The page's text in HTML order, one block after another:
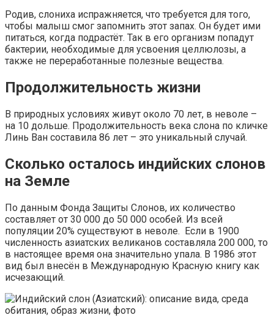
Родив, слониха испражняется, что требуется для того,
чтобы малыш смог запомнить этот запах. Он будет ими
питаться, когда подрастёт. Так в его организм попадут
бактерии, необходимые для усвоения целлюлозы, а
также не переработанные полезные вещества.
Продолжительность жизни
В природных условиях живут около 70 лет, в неволе –
на 10 дольше. Продолжительность века слона по кличке
Линь Ван составила 86 лет – это уникальный случай.
Сколько осталось индийских слонов
на Земле
По данным Фонда Защиты Слонов, их количество
составляет от 30 000 до 50 000 особей. Из всей
популяции 20% существуют в неволе. Если в 1900
численность азиатских великанов составляла 200 000, то
в настоящее время она значительно упала. В 1986 этот
вид был внесён в Международную Красную книгу как
исчезающий.